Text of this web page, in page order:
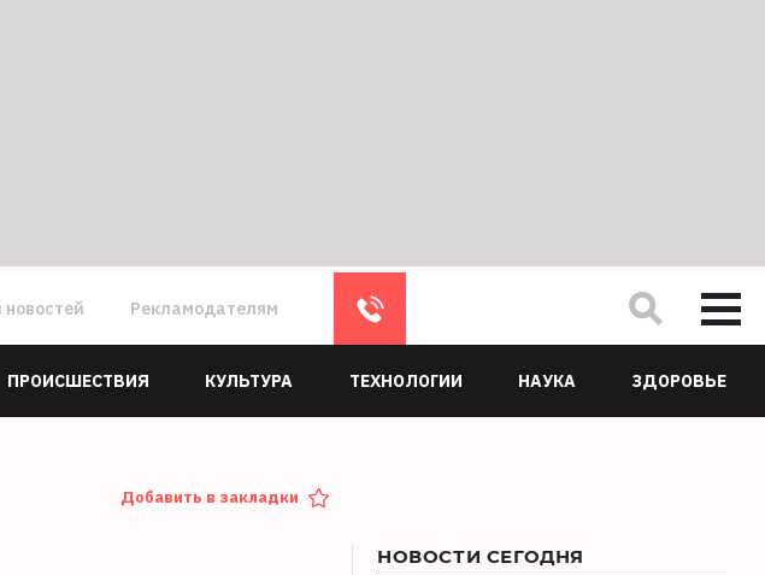
новостей Рекламодателям
ПРОИСШЕСТВИЯ КУЛЬТУРА ТЕХНОЛОГИИ НАУКА ЗДОРОВЬЕ
Добавить в закладки
НОВОСТИ СЕГОДНЯ